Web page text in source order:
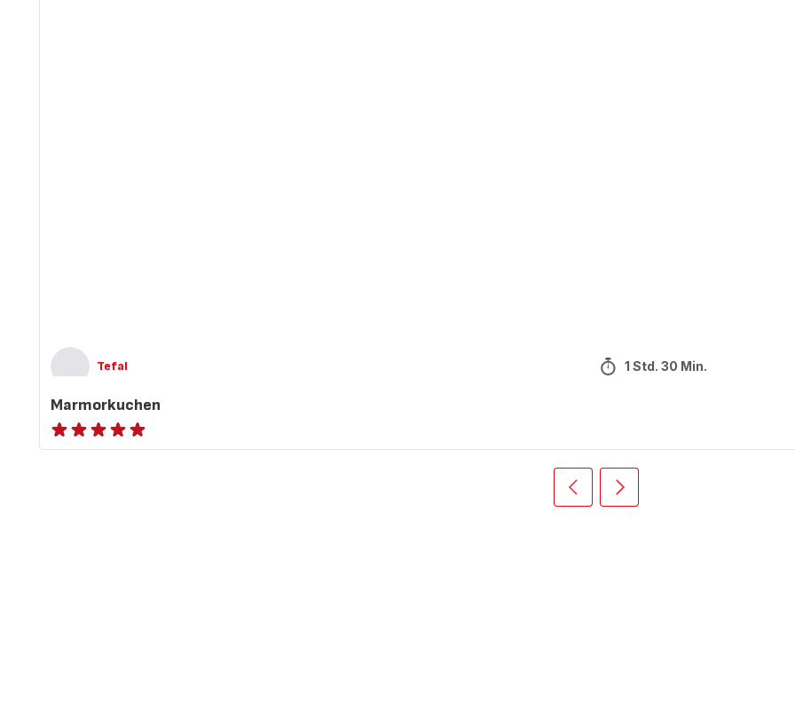
Tefal 1 Std. 30 Min.
Marmorkuchen
ratings.NaN
Vorherige
Recipe
Weiter
Recipe